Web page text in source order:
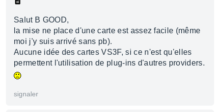
Salut B GOOD,
la mise ne place d'une carte est assez facile (même
moi j'y suis arrivé sans pb).
Aucune idée des cartes VS3F, si ce n'est qu'elles
permettent l'utilisation de plug-ins d'autres providers.
signaler